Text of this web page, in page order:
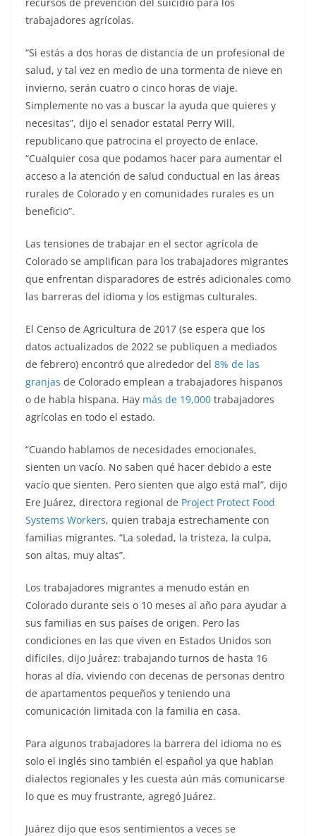
trabajadores agrícolas.
“Si estás a dos horas de distancia de un profesional de
salud, y tal vez en medio de una tormenta de nieve en
invierno, serán cuatro o cinco horas de viaje.
Simplemente no vas a buscar la ayuda que quieres y
necesitas”, dijo el senador estatal Perry Will,
republicano que patrocina el proyecto de enlace.
“Cualquier cosa que podamos hacer para aumentar el
acceso a la atención de salud conductual en las áreas
rurales de Colorado y en comunidades rurales es un
beneficio”.
Las tensiones de trabajar en el sector agrícola de
Colorado se amplifican para los trabajadores migrantes
que enfrentan disparadores de estrés adicionales como
las barreras del idioma y los estigmas culturales.
El Censo de Agricultura de 2017 (se espera que los
datos actualizados de 2022 se publiquen a mediados
de febrero) encontró que alrededor del 8% de las
granjas de Colorado emplean a trabajadores hispanos
o de habla hispana. Hay más de 19,000 trabajadores
agrícolas en todo el estado.
“Cuando hablamos de necesidades emocionales,
sienten un vacío. No saben qué hacer debido a este
vacío que sienten. Pero sienten que algo está mal”, dijo
Ere Juárez, directora regional de Project Protect Food
Systems Workers, quien trabaja estrechamente con
familias migrantes. “La soledad, la tristeza, la culpa,
son altas, muy altas”.
Los trabajadores migrantes a menudo están en
Colorado durante seis o 10 meses al año para ayudar a
sus familias en sus países de origen. Pero las
condiciones en las que viven en Estados Unidos son
difíciles, dijo Juárez: trabajando turnos de hasta 16
horas al día, viviendo con decenas de personas dentro
de apartamentos pequeños y teniendo una
comunicación limitada con la familia en casa.
Para algunos trabajadores la barrera del idioma no es
solo el inglés sino también el español ya que hablan
dialectos regionales y les cuesta aún más comunicarse
lo que es muy frustrante, agregó Juárez.
Juárez dijo que esos sentimientos a veces se